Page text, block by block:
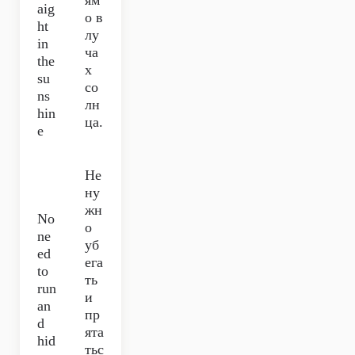
aig
ht
in
the
su
ns
hin
e
о в
лу
ча
х
со
лн
ца.
No
ne
ed
to
run
an
d
hid
Не
ну
жн
о
уб
ега
ть
и
пр
ята
тьс